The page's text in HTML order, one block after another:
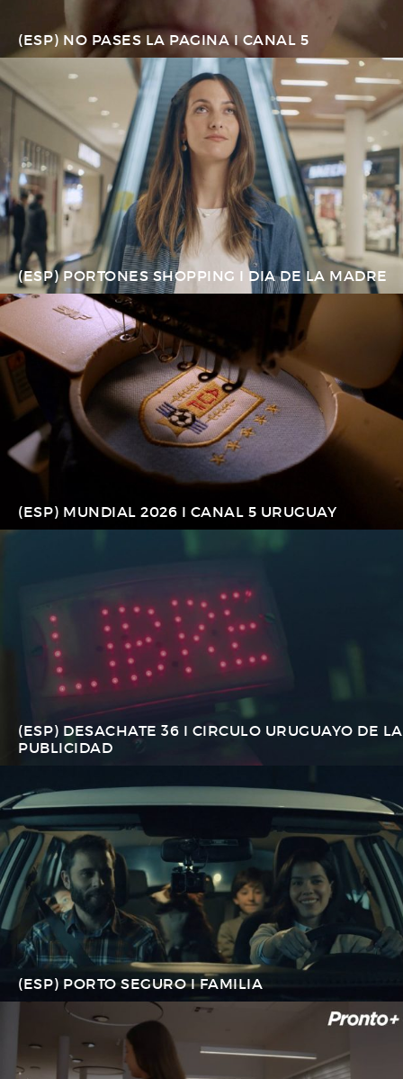
(ESP) NO PASES LA PAGINA I CANAL 5
(ESP) PORTONES SHOPPING I DIA DE LA MADRE
(ESP) MUNDIAL 2026 I CANAL 5 URUGUAY
(ESP) DESACHATE 36 I CIRCULO URUGUAYO DE LA
PUBLICIDAD
(ESP) PORTO SEGURO I FAMILIA